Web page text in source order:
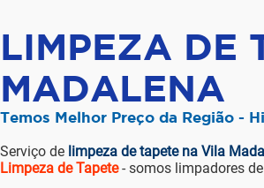
LIMPEZA DE
MADALENA
Temos Melhor Preço da Região -
Serviço de limpeza de tapete na Vila
Limpeza de Tapete- somos limpadores